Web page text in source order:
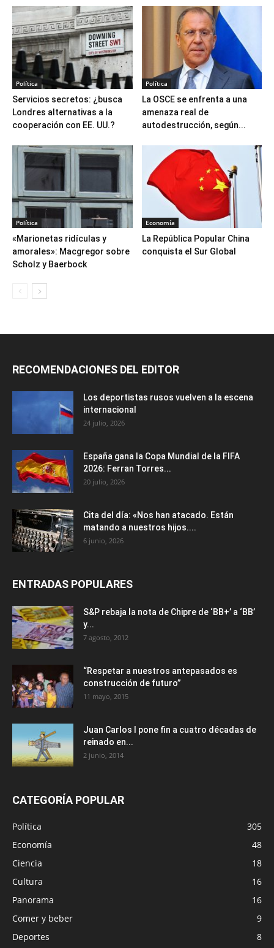
Política
Servicios secretos: ¿busca
Londres alternativas a la
cooperación con EE. UU.?
Política
La OSCE se enfrenta a una
amenaza real de
autodestrucción, según...
Política
«Marionetas ridículas y
amorales»: Macgregor sobre
Scholz y Baerbock
Economía
La República Popular China
conquista el Sur Global
RECOMENDACIONES DEL EDITOR
Los deportistas rusos vuelven a la escena
internacional
24 julio, 2026
España gana la Copa Mundial de la FIFA
2026: Ferran Torres...
20 julio, 2026
Cita del día: «Nos han atacado. Están
matando a nuestros hijos....
6 junio, 2026
ENTRADAS POPULARES
S&P rebaja la nota de Chipre de ‘BB+’ a ‘ВВ’
y...
7 agosto, 2012
“Respetar a nuestros antepasados es
construcción de futuro”
11 mayo, 2015
Juan Carlos I pone fin a cuatro décadas de
reinado en...
2 junio, 2014
CATEGORÍA POPULAR
Política
305
Economía
48
Ciencia
18
Cultura
16
Panorama
16
Comer y beber
9
Deportes
8